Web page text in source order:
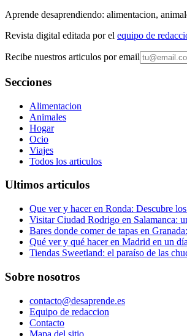
Aprende desaprendiendo: alimentacion,
Revista digital editada por el equipo de
Recibe nuestros articulos por email
Secciones
Alimentacion
Animales
Hogar
Ocio
Viajes
Todos los articulos
Ultimos articulos
Que ver y hacer en Ronda: Descubre los
Visitar Ciudad Rodrigo en Salamanca:
Bares donde comer de tapas en
Qué ver y qué hacer en Madrid en un día
Tiendas Sweetland: el paraíso de las
Sobre nosotros
contacto@desaprende.es
Equipo de redaccion
Contacto
Mapa del sitio